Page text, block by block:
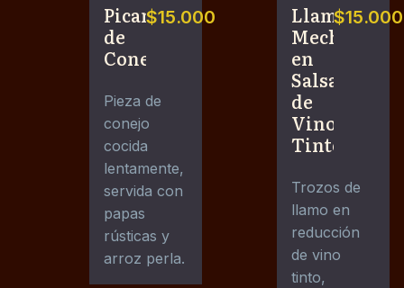
Picante
de
Conejo
$15.000
Pieza de
conejo
cocida
lentamente,
servida con
papas
rústicas y
arroz perla.
Llamo
Mechado
en
Salsa
de
Vino
Tinto
$15.000
Trozos de
llamo en
reducción
de vino
tinto,